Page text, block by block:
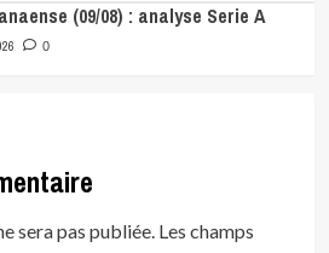
(09/08) : analyse Serie A
0
sera pas publiée. Les champs